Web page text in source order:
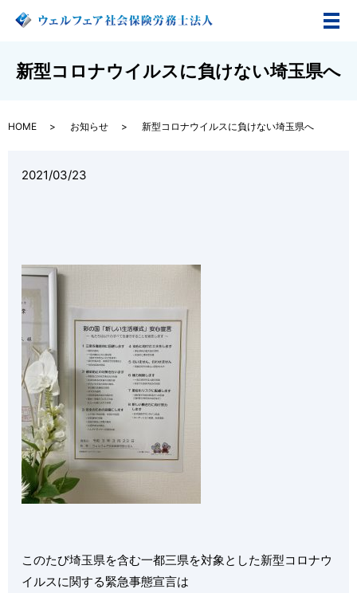
メ
新型コロナウイルスに負けない埼玉県へ
HOME お知らせ 新型コロナウイルスに負けない埼玉県へ
2021/03/23
このたび埼玉県を含む一都三県を対象とした新型コロナウ
イルスに関する緊急事態宣言は